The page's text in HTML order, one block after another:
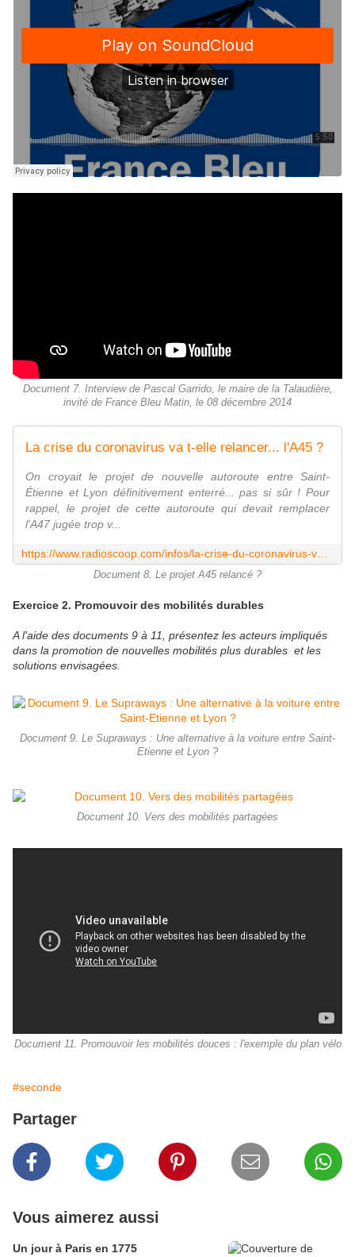
Document 7. Interview de Pascal Garrido, le maire de la Talaudière,
invité de France Bleu Matin, le 08 décembre 2014
La crise du coronavirus va t-elle relancer... l'A45 ?
On croyait le projet de nouvelle autoroute entre Saint-
Étienne et Lyon définitivement enterré... pas si sûr ! Pour
rappel, le projet de cette autoroute qui devait remplacer
l'A47 jugée trop v...
Document 8. Le projet A45 relancé ?
Exercice 2. Promouvoir des mobilités durables
A l'aide des documents 9 à 11, présentez les acteurs impliqués
dans la promotion de nouvelles mobilités plus durables et les
solutions envisagées.
Document 9. Le Supraways : Une alternative à la voiture entre Saint-
Etienne et Lyon ?
Document 10. Vers des mobilités partagées
Document 11. Promouvoir les mobilités douces : l'exemple du plan vélo
#seconde
Partager
Vous aimerez aussi
Un jour à Paris en 1775